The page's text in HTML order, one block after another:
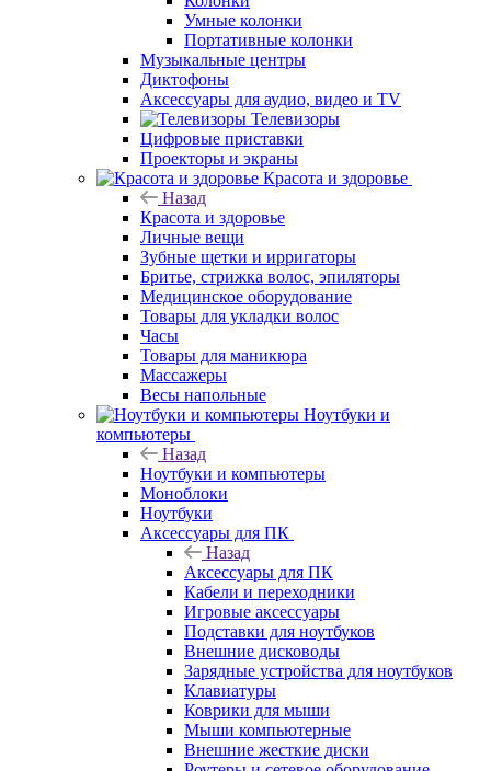
Умные колонки
Портативные колонки
Музыкальные центры
Диктофоны
Аксессуары для аудио, видео и TV
Телевизоры
Цифровые приставки
Проекторы и экраны
Красота и здоровье
Назад
Красота и здоровье
Личные вещи
Зубные щетки и ирригаторы
Бритье, стрижка волос, эпиляторы
Медицинское оборудование
Товары для укладки волос
Часы
Товары для маникюра
Массажеры
Весы напольные
Ноутбуки и
компьютеры
Назад
Ноутбуки и компьютеры
Моноблоки
Ноутбуки
Аксессуары для ПК
Назад
Аксессуары для ПК
Кабели и переходники
Игровые аксессуары
Подставки для ноутбуков
Внешние дисководы
Зарядные устройства для ноутбуков
Клавиатуры
Коврики для мыши
Мыши компьютерные
Внешние жесткие диски